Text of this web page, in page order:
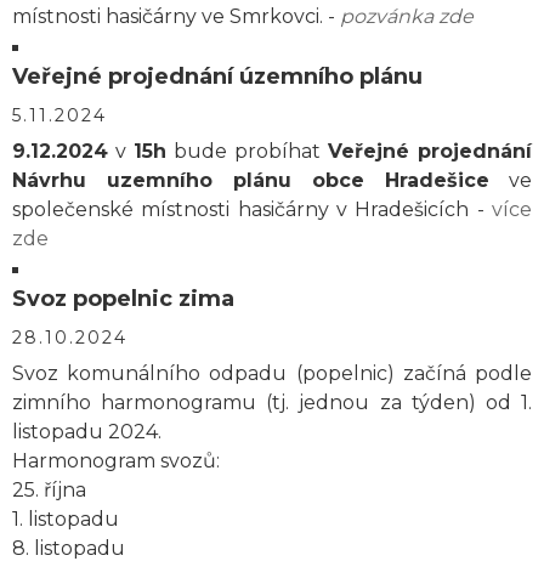
místnosti hasičárny ve Smrkovci. - pozvánka zde
Veřejné projednání územního plánu
5.11.2024
9.12.2024 v 15h bude probíhat Veřejné projednání
Návrhu uzemního plánu obce Hradešice ve
společenské místnosti hasičárny v Hradešicích - více
zde
Svoz popelnic zima
28.10.2024
Svoz komunálního odpadu (popelnic) začíná podle
zimního harmonogramu (tj. jednou za týden) od 1.
listopadu 2024.
Harmonogram svozů:
25. října
1. listopadu
8. listopadu